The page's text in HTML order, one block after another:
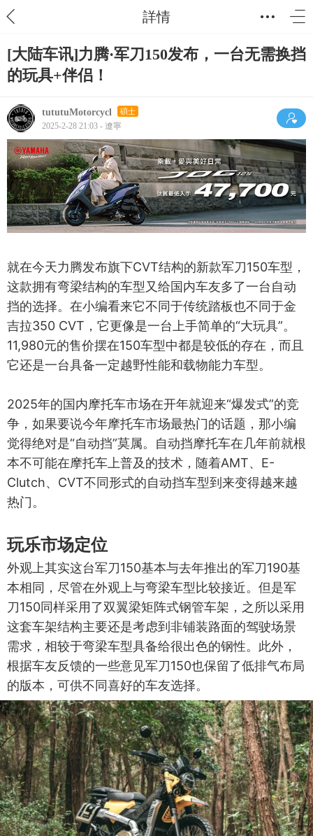
詳情
[大陆车讯]力腾·军刀150发布，一台无需换挡
的玩具+伴侣！
tututuMotorcycl 碩士
2025-2-28 21:03 - 遼寧
就在今天力腾发布旗下CVT结构的新款军刀150车型，
这款拥有弯梁结构的车型又给国内车友多了一台自动
挡的选择。在小编看来它不同于传统踏板也不同于金
吉拉350 CVT，它更像是一台上手简单的“大玩具”。
11,980元的售价摆在150车型中都是较低的存在，而且
它还是一台具备一定越野性能和载物能力车型。
2025年的国内摩托车市场在开年就迎来“爆发式”的竞
争，如果要说今年摩托车市场最热门的话题，那小编
觉得绝对是“自动挡”莫属。自动挡摩托车在几年前就根
本不可能在摩托车上普及的技术，随着AMT、E-
Clutch、CVT不同形式的自动挡车型到来变得越来越
热门。
玩乐市场定位
外观上其实这台军刀150基本与去年推出的军刀190基
本相同，尽管在外观上与弯梁车型比较接近。但是军
刀150同样采用了双翼梁矩阵式钢管车架，之所以采用
这套车架结构主要还是考虑到非铺装路面的驾驶场景
需求，相较于弯梁车型具备给很出色的钢性。此外，
根据车友反馈的一些意见军刀150也保留了低排气布局
的版本，可供不同喜好的车友选择。